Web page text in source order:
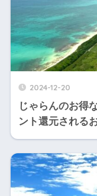
2024-12-20
じゃらんのお得
ント還元される